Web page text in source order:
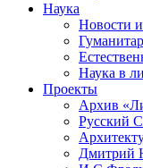
Наука
Новости
Наука в
Проекты
Архив
Русский
Дмитрий